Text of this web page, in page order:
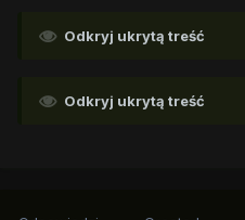
Odkryj ukrytą treść
Odkryj ukrytą treść